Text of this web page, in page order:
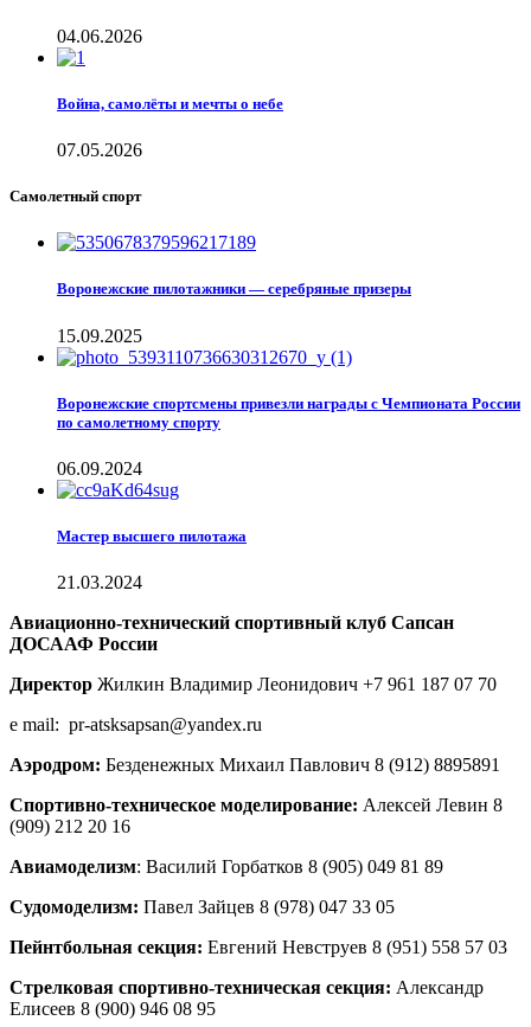
04.06.2026
Война, самолёты и мечты о небе
07.05.2026
Самолетный спорт
Воронежские пилотажники — серебряные призеры
15.09.2025
Воронежские спортсмены привезли награды с Чемпионата России
по самолетному спорту
06.09.2024
Мастер высшего пилотажа
21.03.2024
Авиационно-технический спортивный клуб Сапсан
ДОСААФ России
Директор Жилкин Владимир Леонидович +7 961 187 07 70
e mail: pr-atsksapsan@yandex.ru
Аэродром: Безденежных Михаил Павлович 8 (912) 8895891
Спортивно-техническое моделирование: Алексей Левин 8
(909) 212 20 16
Авиамоделизм: Василий Горбатков 8 (905) 049 81 89
Судомоделизм: Павел Зайцев 8 (978) 047 33 05
Пейнтбольная секция: Евгений Невструев 8 (951) 558 57 03
Стрелковая спортивно-техническая секция: Александр
Елисеев 8 (900) 946 08 95